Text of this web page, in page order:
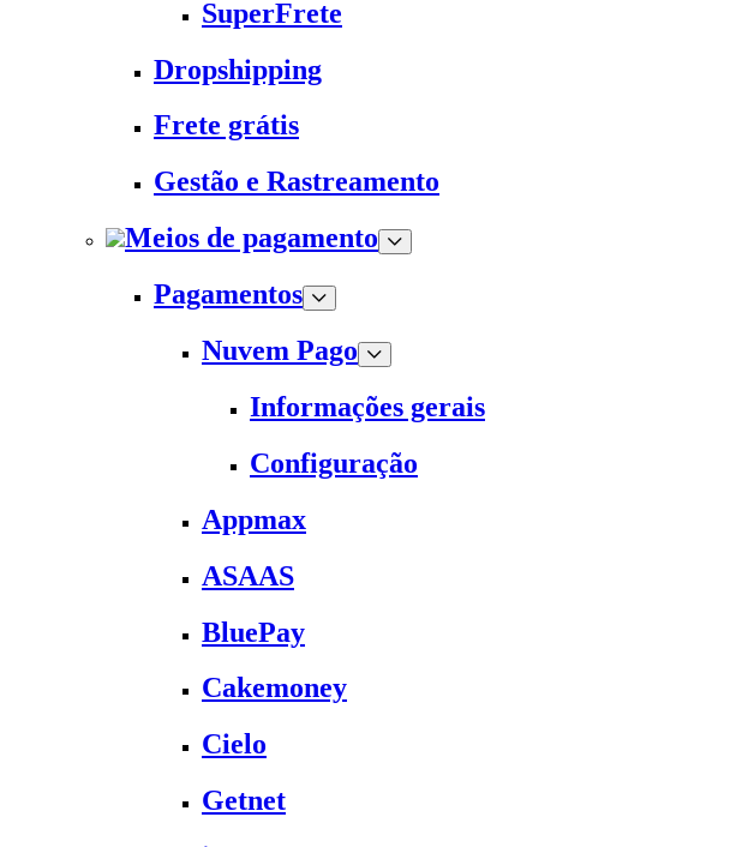
SuperFrete
Dropshipping
Frete grátis
Gestão e Rastreamento
Meios de pagamento
Pagamentos
Nuvem Pago
Informações gerais
Configuração
Appmax
ASAAS
BluePay
Cakemoney
Cielo
Getnet